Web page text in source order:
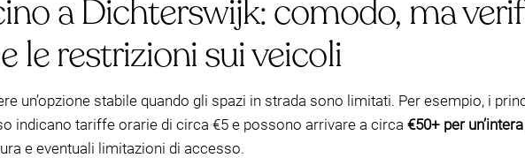
a Dichterswijk: comodo, ma
le restrizioni sui veicoli
un’opzione stabile quando gli spazi in strada sono limitati. Per esempio, i
indicano tariffe orarie di circa €5 e possono arrivare a circa €50+ per
e eventuali limitazioni di accesso.